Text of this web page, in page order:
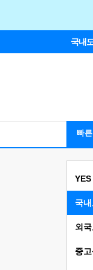
국내
빠
국내
외국
중